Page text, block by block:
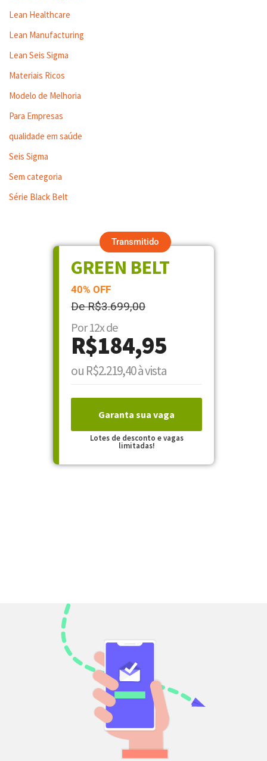
Lean Healthcare
Lean Manufacturing
Lean Seis Sigma
Materiais Ricos
Modelo de Melhoria
Para Empresas
qualidade em saúde
Seis Sigma
Sem categoria
Série Black Belt
Transmitido
GREEN BELT
40% OFF
De R$3.699,00
Por 12x de
R$184,95
ou R$2.219,40 à vista
Garanta sua vaga
Lotes de desconto e vagas
limitadas!